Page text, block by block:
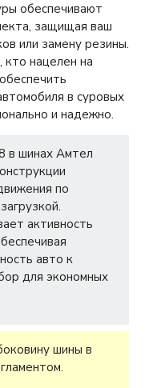
обеспечивают
защищая ваш
или замену резины.
нацелен на
в суровых
и надежно.
в шинах Амтел
по
активность
авто к
для экономных
шины в